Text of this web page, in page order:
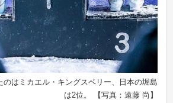
のはミカエル・キングスベリー、日本の堀島
は2位。 【写真：遠藤 尚】